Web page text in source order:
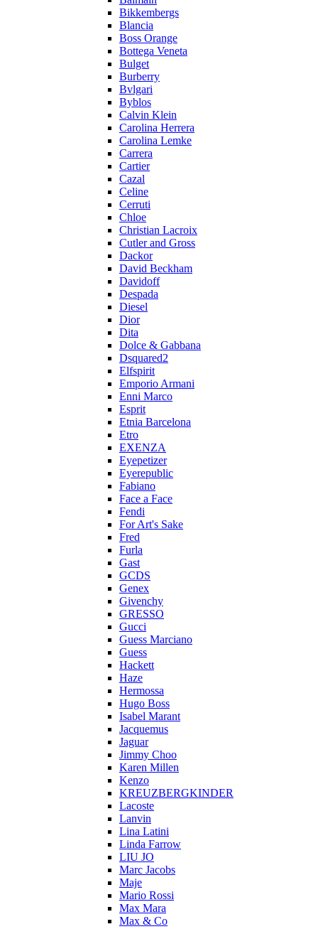
Bikkembergs
Blancia
Boss Orange
Bottega Veneta
Bulget
Burberry
Bvlgari
Byblos
Calvin Klein
Carolina Herrera
Carolina Lemke
Carrera
Cartier
Cazal
Celine
Cerruti
Chloe
Christian Lacroix
Cutler and Gross
Dackor
David Beckham
Davidoff
Despada
Diesel
Dior
Dita
Dolce & Gabbana
Dsquared2
Elfspirit
Emporio Armani
Enni Marco
Esprit
Etnia Barcelona
Etro
EXENZA
Eyepetizer
Eyerepublic
Fabiano
Face a Face
Fendi
For Art's Sake
Fred
Furla
Gast
GCDS
Genex
Givenchy
GRESSO
Gucci
Guess Marciano
Guess
Hackett
Haze
Hermossa
Hugo Boss
Isabel Marant
Jacquemus
Jaguar
Jimmy Choo
Karen Millen
Kenzo
KREUZBERGKINDER
Lacoste
Lanvin
Lina Latini
Linda Farrow
LIU JO
Marc Jacobs
Maje
Mario Rossi
Max Mara
Max & Co